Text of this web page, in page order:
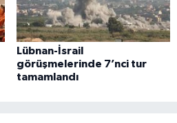
Lübnan-İsrail
görüşmelerinde 7’nci tur
tamamlandı